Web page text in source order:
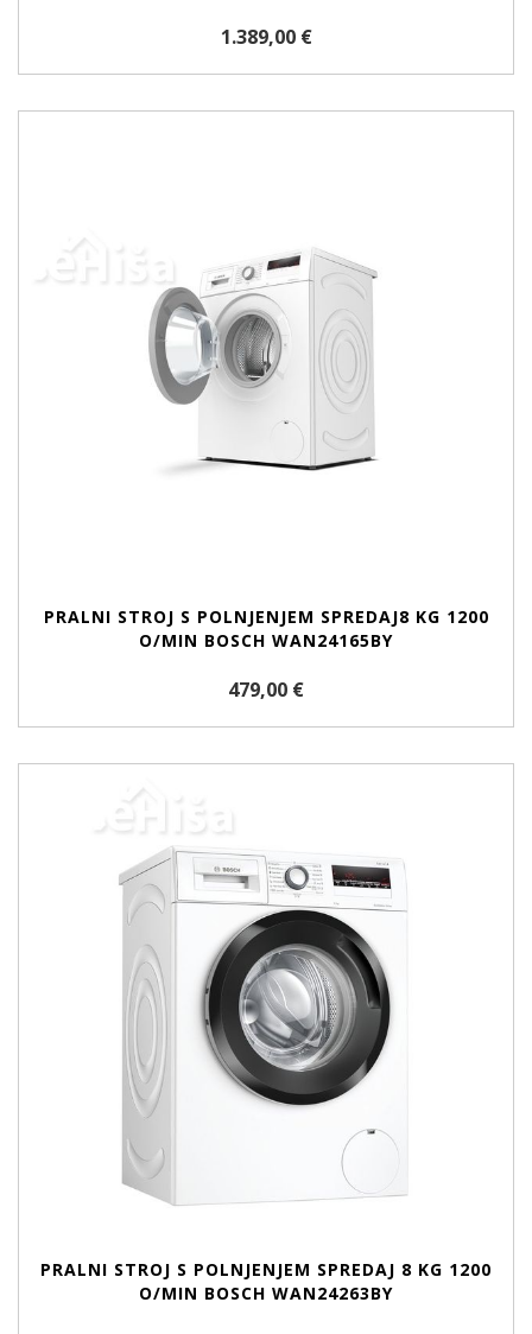
1.389,00 €
PRALNI STROJ S POLNJENJEM SPREDAJ8 KG 1200
O/MIN BOSCH WAN24165BY
479,00 €
PRALNI STROJ S POLNJENJEM SPREDAJ 8 KG 1200
O/MIN BOSCH WAN24263BY